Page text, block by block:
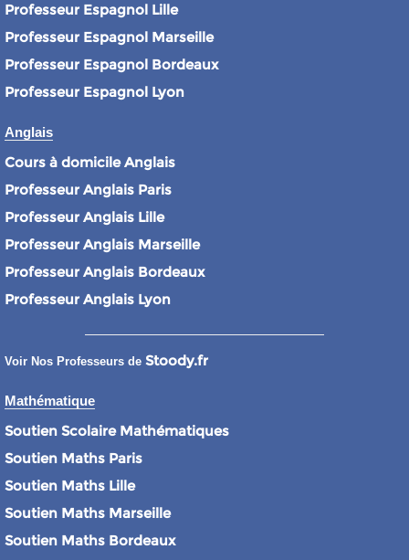
Professeur Espagnol Lille
Professeur Espagnol Marseille
Professeur Espagnol Bordeaux
Professeur Espagnol Lyon
Anglais
Cours à domicile Anglais
Professeur Anglais Paris
Professeur Anglais Lille
Professeur Anglais Marseille
Professeur Anglais Bordeaux
Professeur Anglais Lyon
Voir Nos Professeurs de Stoody.fr
Mathématique
Soutien Scolaire Mathématiques
Soutien Maths Paris
Soutien Maths Lille
Soutien Maths Marseille
Soutien Maths Bordeaux